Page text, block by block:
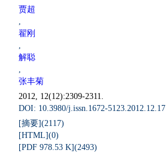
贾超
,
翟刚
,
解聪
,
张丰菊
2012, 12(12):2309-2311.
DOI: 10.3980/j.issn.1672-5123.2012.12.17
[摘要](2117)
[HTML](0)
[PDF 978.53 K](2493)